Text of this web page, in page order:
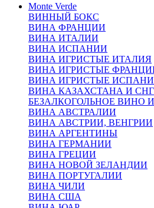
Monte Verde
ВИННЫЙ БОКС
ВИНА ФРАНЦИИ
ВИНА ИТАЛИИ
ВИНА ИСПАНИИ
ВИНА ИГРИСТЫЕ ИТАЛИЯ
ВИНА ИГРИСТЫЕ
ВИНА ИГРИСТЫЕ
ВИНА КАЗАХСТАНА И СНГ
БЕЗАЛКОГОЛЬНОЕ ВИНО
ВИНА АВСТРАЛИИ
ВИНА АВСТРИИ, ВЕНГРИИ
ВИНА АРГЕНТИНЫ
ВИНА ГЕРМАНИИ
ВИНА ГРЕЦИИ
ВИНА НОВОЙ ЗЕЛАНДИИ
ВИНА ПОРТУГАЛИИ
ВИНА ЧИЛИ
ВИНА США